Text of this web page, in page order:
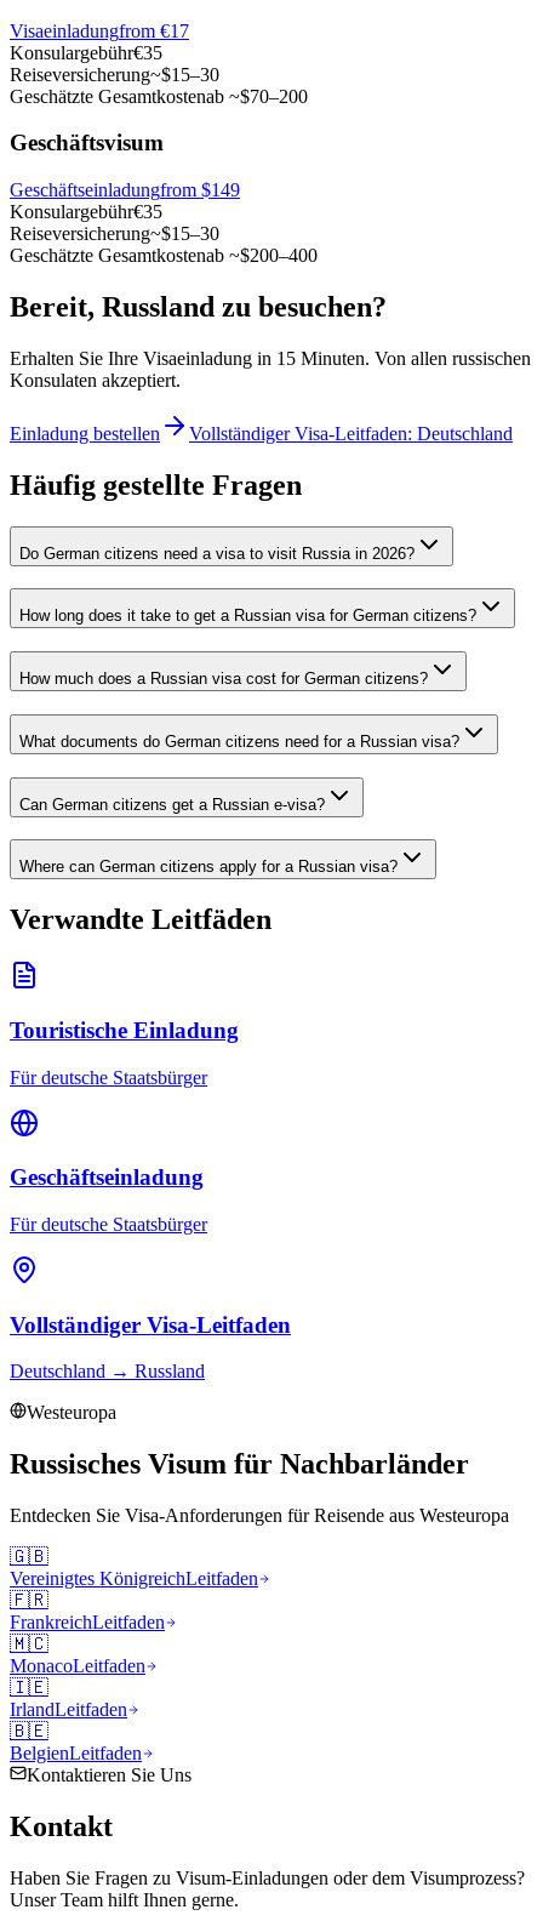
Visaeinladungfrom €17
Konsulargebühr€35
Reiseversicherung~$15–30
Geschätzte Gesamtkostenab ~$70–200
Geschäftsvisum
Geschäftseinladungfrom $149
Konsulargebühr€35
Reiseversicherung~$15–30
Geschätzte Gesamtkostenab ~$200–400
Bereit, Russland zu besuchen?
Erhalten Sie Ihre Visaeinladung in 15 Minuten. Von allen russischen
Konsulaten akzeptiert.
Einladung bestellen Vollständiger Visa-Leitfaden: Deutschland
Häufig gestellte Fragen
Do German citizens need a visa to visit Russia in 2026?
How long does it take to get a Russian visa for German citizens?
How much does a Russian visa cost for German citizens?
What documents do German citizens need for a Russian visa?
Can German citizens get a Russian e-visa?
Where can German citizens apply for a Russian visa?
Verwandte Leitfäden
Touristische Einladung
Für deutsche Staatsbürger
Geschäftseinladung
Für deutsche Staatsbürger
Vollständiger Visa-Leitfaden
Deutschland → Russland
Westeuropa
Russisches Visum für Nachbarländer
Entdecken Sie Visa-Anforderungen für Reisende aus Westeuropa
🇬🇧
Vereinigtes KönigreichLeitfaden
🇫🇷
FrankreichLeitfaden
🇲🇨
MonacoLeitfaden
🇮🇪
IrlandLeitfaden
🇧🇪
BelgienLeitfaden
Kontaktieren Sie Uns
Kontakt
Haben Sie Fragen zu Visum-Einladungen oder dem Visumprozess?
Unser Team hilft Ihnen gerne.